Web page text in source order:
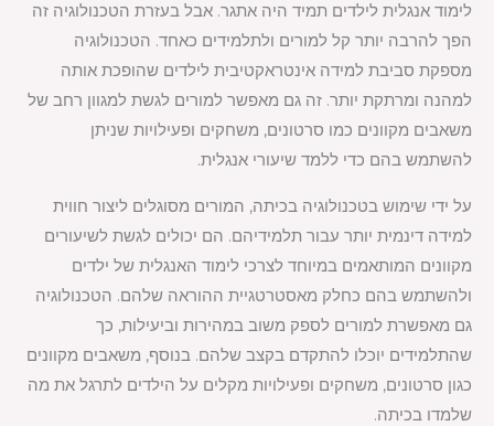
לימוד אנגלית לילדים תמיד היה אתגר. אבל בעזרת הטכנולוגיה זה
הפך להרבה יותר קל למורים ולתלמידים כאחד. הטכנולוגיה
מספקת סביבת למידה אינטראקטיבית לילדים שהופכת אותה
למהנה ומרתקת יותר. זה גם מאפשר למורים לגשת למגוון רחב של
משאבים מקוונים כמו סרטונים, משחקים ופעילויות שניתן
להשתמש בהם כדי ללמד שיעורי אנגלית.
על ידי שימוש בטכנולוגיה בכיתה, המורים מסוגלים ליצור חווית
למידה דינמית יותר עבור תלמידיהם. הם יכולים לגשת לשיעורים
מקוונים המותאמים במיוחד לצרכי לימוד האנגלית של ילדים
ולהשתמש בהם כחלק מאסטרטגיית ההוראה שלהם. הטכנולוגיה
גם מאפשרת למורים לספק משוב במהירות וביעילות, כך
שהתלמידים יוכלו להתקדם בקצב שלהם. בנוסף, משאבים מקוונים
כגון סרטונים, משחקים ופעילויות מקלים על הילדים לתרגל את מה
שלמדו בכיתה.